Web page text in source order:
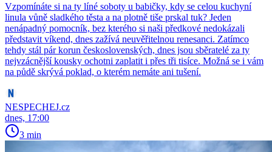
Vzpomínáte si na ty líné soboty u babičky, kdy se celou kuchyní
linula vůně sladkého těsta a na plotně tiše prskal tuk? Jeden
nenápadný pomocník, bez kterého si naši předkové nedokázali
představit víkend, dnes zažívá neuvěřitelnou renesanci. Zatímco
tehdy stál pár korun československých, dnes jsou sběratelé za ty
nejvzácnější kousky ochotni zaplatit i přes tři tisíce. Možná se i vám
na půdě skrývá poklad, o kterém nemáte ani tušení.
NESPECHEJ.cz
dnes, 17:00
3 min